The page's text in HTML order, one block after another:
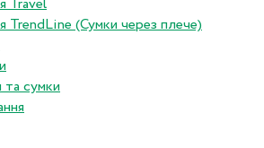
Travel
TrendLine (Сумки через плече)
сумки